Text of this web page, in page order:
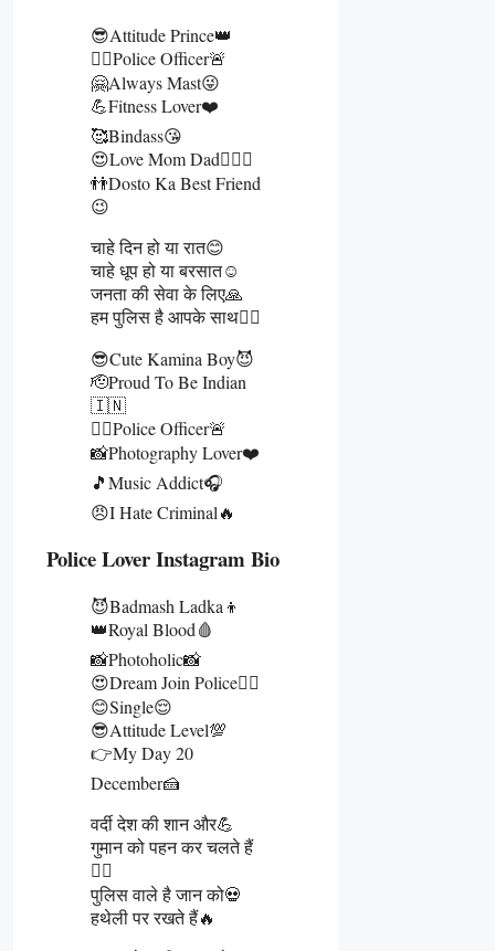
😎Attitude Prince👑
👮‍♂️Police Officer🚨
🤗Always Mast😜
💪Fitness Lover❤️
🥰Bindass😘
😍Love Mom Dad👩‍❤️‍👨
👬Dosto Ka Best Friend
😉
चाहे दिन हो या रात😊
चाहे धूप हो या बरसात☺️
जनता की सेवा के लिए🙏
हम पुलिस है आपके साथ👮‍♂️
😎Cute Kamina Boy😈
🫡Proud To Be Indian
🇮🇳
👮‍♂️Police Officer🚨
📸Photography Lover❤️
🎵Music Addict🎧
😠I Hate Criminal🔥
Police Lover Instagram Bio
😈Badmash Ladka👦
👑Royal Blood🩸
📸Photoholic📸
😍Dream Join Police👮‍♂️
😊Single😌
😎Attitude Level💯
👉My Day 20
December🍰
वर्दी देश की शान और💪
गुमान को पहन कर चलते हैं
👮‍♂️
पुलिस वाले है जान को💀
हथेली पर रखते हैं🔥